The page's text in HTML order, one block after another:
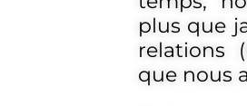
plus que
relations
que nous